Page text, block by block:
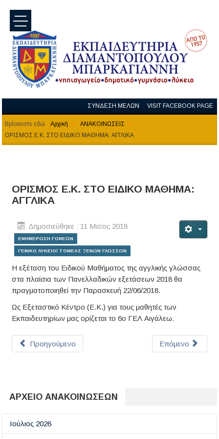
ΣΥΝΔΕΣΗ ΜΕΛΩΝ VISIT FACEBOOK PAGE
Βρίσκεστε εδώ: Αρχική
ΑΝΑΚΟΙΝΩΣΕΙΣ
ΟΡΙΣΜΟΣ Ε.Κ. ΣΤΟ ΕΙΔΙΚΟ ΜΑΘΗΜΑ: ΑΓΓΛΙΚΑ
ΟΡΙΣΜΟΣ Ε.Κ. ΣΤΟ ΕΙΔΙΚΟ ΜΑΘΗΜΑ:
ΑΓΓΛΙΚΑ
Δημοσιεύθηκε : 11 Μαϊος 2018
ΕΝΗΜΕΡΩΣΗ ΓΟΝΕΩΝ
ΓΕΝΙΚΟ ΛΥΚΕΙΟ/ ΤΟΜΕΑΣ ΞΕΝΩΝ ΓΛΩΣΣΩΝ
Η εξέταση του Ειδικού Μαθήματος της αγγλικής γλώσσας
στα πλαίσια των Πανελλαδικών εξετάσεων 2018 θα
πραγματοποιηθεί την Παρασκευή 22/06/2018.
Ως Εξεταστικό Κέντρο (Ε.Κ.) για τους μαθητές των
Εκπαιδευτηρίων μας ορίζεται το 6ο ΓΕΛ Αιγάλεω.
Προηγούμενο Επόμενο
ΑΡΧΕΙΟ ΑΝΑΚΟΙΝΩΣΕΩΝ
Ιούλιος 2026